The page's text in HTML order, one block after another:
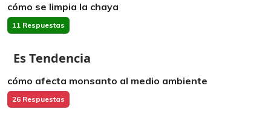
cómo se limpia la chaya
11 Respuestas
Es Tendencia
cómo afecta monsanto al medio ambiente
26 Respuestas